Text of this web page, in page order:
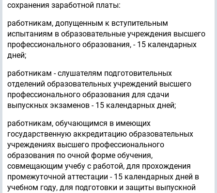
сохранения заработной платы:
работникам, допущенным к вступительным
испытаниям в образовательные учреждения высшего
профессионального образования, - 15 календарных
дней;
работникам - слушателям подготовительных
отделений образовательных учреждений высшего
профессионального образования для сдачи
выпускных экзаменов - 15 календарных дней;
работникам, обучающимся в имеющих
государственную аккредитацию образовательных
учреждениях высшего профессионального
образования по очной форме обучения,
совмещающим учебу с работой, для прохождения
промежуточной аттестации - 15 календарных дней в
учебном году, для подготовки и защиты выпускной